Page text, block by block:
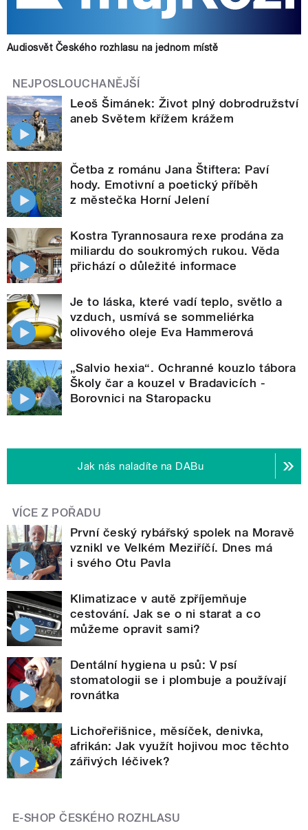
Audiosvět Českého rozhlasu na jednom místě
NEJPOSLOUCHANĚJŠÍ
Leoš Šimánek: Život plný dobrodružství
aneb Světem křížem krážem
Četba z románu Jana Štiftera: Paví
hody. Emotivní a poetický příběh
z městečka Horní Jelení
Kostra Tyrannosaura rexe prodána za
miliardu do soukromých rukou. Věda
přichází o důležité informace
Je to láska, které vadí teplo, světlo a
vzduch, usmívá se sommeliérka
olivového oleje Eva Hammerová
„Salvio hexia“. Ochranné kouzlo tábora
Školy čar a kouzel v Bradavicích -
Borovnici na Staropacku
Jak nás naladíte na DABu
VÍCE Z POŘADU
První český rybářský spolek na Moravě
vznikl ve Velkém Meziříčí. Dnes má
i svého Otu Pavla
Klimatizace v autě zpříjemňuje
cestování. Jak se o ni starat a co
můžeme opravit sami?
Dentální hygiena u psů: V psí
stomatologii se i plombuje a používají
rovnátka
Lichořeřišnice, měsíček, denivka,
afrikán: Jak využít hojivou moc těchto
zářivých léčivek?
E-SHOP ČESKÉHO ROZHLASU